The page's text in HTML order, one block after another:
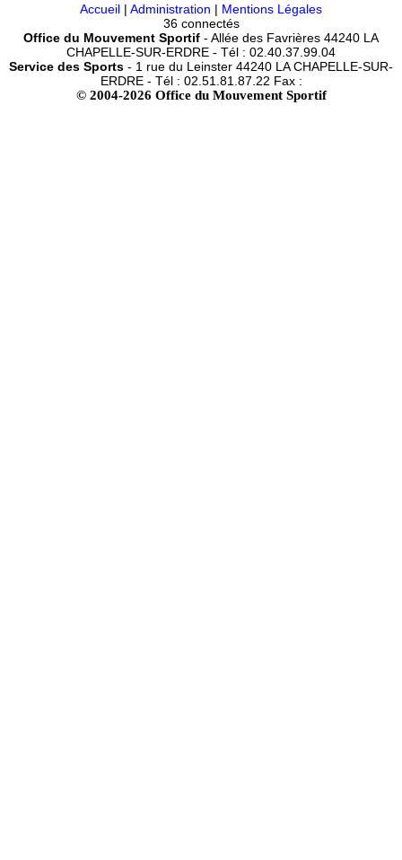
Accueil | Administration | Mentions Légales
36 connectés
Office du Mouvement Sportif - Allée des Favrières 44240 LA
CHAPELLE-SUR-ERDRE - Tél : 02.40.37.99.04
Service des Sports - 1 rue du Leinster 44240 LA CHAPELLE-SUR-
ERDRE - Tél : 02.51.81.87.22 Fax :
© 2004-2026 Office du Mouvement Sportif